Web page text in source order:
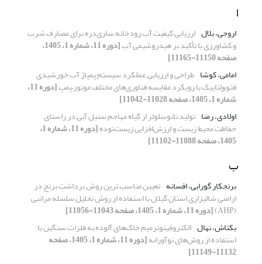
ا
اروجی، بلال ارزیابی کیفیت آب رودخانه ساری‌دره برای مصارف شرب
و کشاورزی با تأکید بر هیدروشیمی آب [دوره 11، شماره 1، 1405،
صفحه 11150-11165]
امامی، کوشا طراحی و ارزیابی عملکرد سیستم پمپاژ آب خورشیدی
ﻓﺘﻮﻭﻟﺘﺎییک با رویکرد مقایسه فناوری‌های مختلف موتور–پمپ [دوره 11،
شماره 1، 1405، صفحه 11028-11042]
اولادی، رضا تولید نانوسلولز از گیاه مهاجم سنبل آبی در راستای
حفاظت محیط زیست و ارزش‌افزایی زیست‌توده [دوره 11، شماره 1،
1405، صفحه 11088-11102]
ب
برنجکار گورابی، افسانه تعیین مناسب ترین روش برداشت برنج در
اراضی شالیزاری استان گیلان با استفاده از روش تحلیل سلسله مراتبی
(AHP)
[دوره 11، شماره 1، 1405، صفحه 11043-11056]
بکتاش، نهال الکتروفیتوترمیم خاک‌های آلوده به فلزات سنگین با
استفاده از روش‌های نوآورانه [دوره 11، شماره 1، 1405، صفحه
11132-11149]